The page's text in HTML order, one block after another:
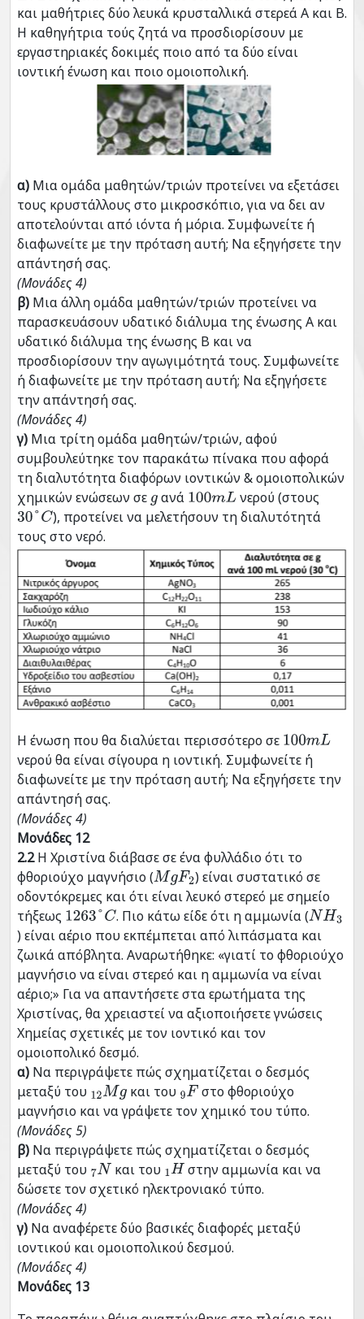
και μαθήτριες δύο λευκά κρυσταλλικά στερεά Α και Β.
Η καθηγήτρια τούς ζητά να προσδιορίσουν με
εργαστηριακές δοκιμές ποιο από τα δύο είναι
ιοντική ένωση και ποιο ομοιοπολική.
α) Μια ομάδα μαθητών/τριών προτείνει να εξετάσει
τους κρυστάλλους στο μικροσκόπιο, για να δει αν
αποτελούνται από ιόντα ή μόρια. Συμφωνείτε ή
διαφωνείτε με την πρόταση αυτή; Να εξηγήσετε την
απάντησή σας.
(Μονάδες 4)
β) Μια άλλη ομάδα μαθητών/τριών προτείνει να
παρασκευάσουν υδατικό διάλυμα της ένωσης Α και
υδατικό διάλυμα της ένωσης Β και να
προσδιορίσουν την αγωγιμότητά τους. Συμφωνείτε
ή διαφωνείτε με την πρόταση αυτή; Να εξηγήσετε
την απάντησή σας.
(Μονάδες 4)
γ) Μια τρίτη ομάδα μαθητών/τριών, αφού
συμβουλεύτηκε τον παρακάτω πίνακα που αφορά
τη διαλυτότητα διαφόρων ιοντικών & ομοιοπολικών
χημικών ενώσεων σεgανά 100mL νερού (στους
30°C ), προτείνει να μελετήσουν τη διαλυτότητά
τους στο νερό.
Η ένωση που θα διαλύεται περισσότερο σε 100mL
νερού θα είναι σίγουρα η ιοντική. Συμφωνείτε ή
διαφωνείτε με την πρόταση αυτή; Να εξηγήσετε την
απάντησή σας.
(Μονάδες 4)
Μονάδες 12
2.2Η Χριστίνα διάβασε σε ένα φυλλάδιο ότι το
φθοριούχο μαγνήσιο (MgF2 ) είναι συστατικό σε
οδοντόκρεμες και ότι είναι λευκό στερεό με σημείο
τήξεως 1263°C . Πιο κάτω είδε ότι η αμμωνία (ΝΗ3
) είναι αέριο που εκπέμπεται από λιπάσματα και
ζωικά απόβλητα. Αναρωτήθηκε: «γιατί το φθοριούχο
μαγνήσιο να είναι στερεό και η αμμωνία να είναι
αέριο;» Για να απαντήσετε στα ερωτήματα της
Χριστίνας, θα χρειαστεί να αξιοποιήσετε γνώσεις
Χημείας σχετικές με τον ιοντικό και τον
ομοιοπολικό δεσμό.
α) Να περιγράψετε πώς σχηματίζεται ο δεσμός
μεταξύ του 12Mgκαι του 9F στο φθοριούχο
μαγνήσιο και να γράψετε τον χημικό του τύπο.
(Μονάδες 5)
β) Να περιγράψετε πώς σχηματίζεται ο δεσμός
μεταξύ του 7Νκαι του 1Η στην αμμωνία και να
δώσετε τον σχετικό ηλεκτρονιακό τύπο.
(Μονάδες 4)
γ) Να αναφέρετε δύο βασικές διαφορές μεταξύ
ιοντικού και ομοιοπολικού δεσμού.
(Μονάδες 4)
Μονάδες 13